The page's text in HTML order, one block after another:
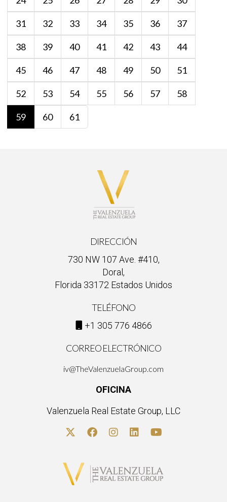
31 32 33 34 35 36 37
38 39 40 41 42 43 44
45 46 47 48 49 50 51
52 53 54 55 56 57 58
59 60 61
DIRECCIÓN
730 NW 107 Ave. #410,
Doral,
Florida 33172 Estados Unidos
TELÉFONO
+1 305 776 4866
CORREO ELECTRÓNICO
iv@TheValenzuelaGroup.com
OFICINA
Valenzuela Real Estate Group, LLC